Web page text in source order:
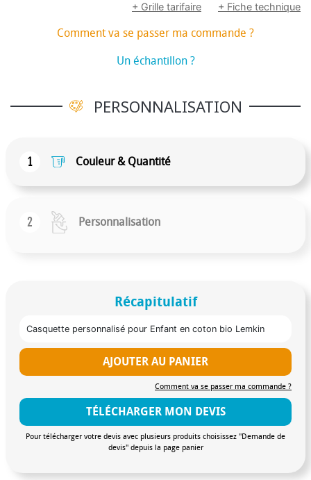
+ Grille tarifaire
+ Fiche technique
Comment va se passer ma commande ?
Un échantillon ?
PERSONNALISATION
1 Couleur & Quantité
2 Personnalisation
Récapitulatif
Casquette personnalisé pour Enfant en coton bio Lemkin
AJOUTER AU PANIER
Comment va se passer ma commande ?
TÉLÉCHARGER MON DEVIS
Pour télécharger votre devis avec plusieurs produits choisissez "Demande de
devis" depuis la page panier